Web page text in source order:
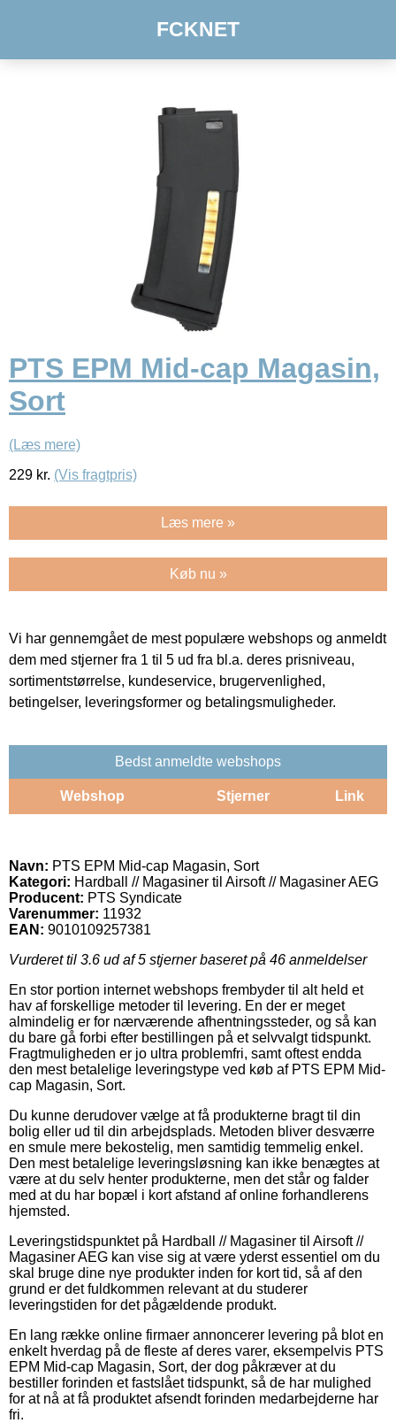
FCKNET
PTS EPM Mid-cap Magasin,
Sort
(Læs mere)
229 kr. (Vis fragtpris)
Læs mere »
Køb nu »
Vi har gennemgået de mest populære webshops og anmeldt
dem med stjerner fra 1 til 5 ud fra bl.a. deres prisniveau,
sortimentstørrelse, kundeservice, brugervenlighed,
betingelser, leveringsformer og betalingsmuligheder.
Bedst anmeldte webshops
Webshop Stjerner Link
Navn: PTS EPM Mid-cap Magasin, Sort
Kategori: Hardball // Magasiner til Airsoft // Magasiner AEG
Producent: PTS Syndicate
Varenummer: 11932
EAN: 9010109257381
Vurderet til 3.6 ud af 5 stjerner baseret på 46 anmeldelser
En stor portion internet webshops frembyder til alt held et
hav af forskellige metoder til levering. En der er meget
almindelig er for nærværende afhentningssteder, og så kan
du bare gå forbi efter bestillingen på et selvvalgt tidspunkt.
Fragtmuligheden er jo ultra problemfri, samt oftest endda
den mest betalelige leveringstype ved køb af PTS EPM Mid-
cap Magasin, Sort.
Du kunne derudover vælge at få produkterne bragt til din
bolig eller ud til din arbejdsplads. Metoden bliver desværre
en smule mere bekostelig, men samtidig temmelig enkel.
Den mest betalelige leveringsløsning kan ikke benægtes at
være at du selv henter produkterne, men det står og falder
med at du har bopæl i kort afstand af online forhandlerens
hjemsted.
Leveringstidspunktet på Hardball // Magasiner til Airsoft //
Magasiner AEG kan vise sig at være yderst essentiel om du
skal bruge dine nye produkter inden for kort tid, så af den
grund er det fuldkommen relevant at du studerer
leveringstiden for det pågældende produkt.
En lang række online firmaer annoncerer levering på blot en
enkelt hverdag på de fleste af deres varer, eksempelvis PTS
EPM Mid-cap Magasin, Sort, der dog påkræver at du
bestiller forinden et fastslået tidspunkt, så de har mulighed
for at nå at få produktet afsendt forinden medarbejderne har
fri.